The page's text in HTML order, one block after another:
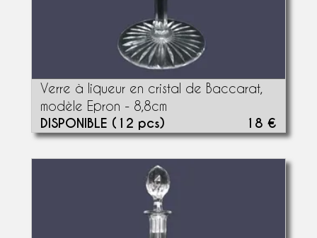
Verre à liqueur en cristal de Baccarat,
modèle Epron - 8,8cm
DISPONIBLE (12 pcs) 18 €